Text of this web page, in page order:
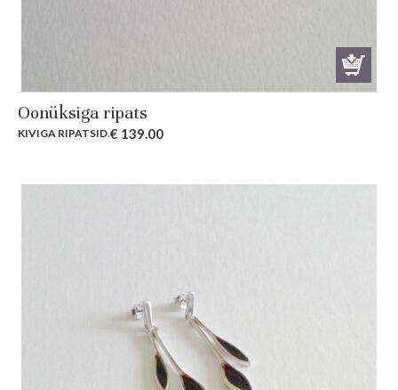
Oonüksiga ripats
KIVIGA RIPATSID.€ 139.00